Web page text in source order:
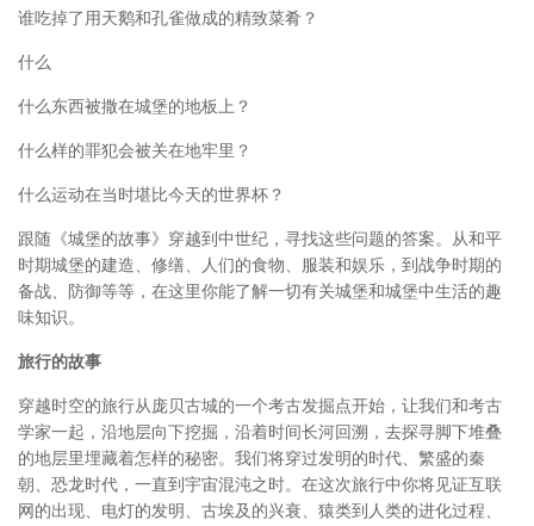
谁吃掉了用天鹅和孔雀做成的精致菜肴？
什么
什么东西被撒在城堡的地板上？
什么样的罪犯会被关在地牢里？
什么运动在当时堪比今天的世界杯？
跟随《城堡的故事》穿越到中世纪，寻找这些问题的答案。从和平
时期城堡的建造、修缮、人们的食物、服装和娱乐，到战争时期的
备战、防御等等，在这里你能了解一切有关城堡和城堡中生活的趣
味知识。
旅行的故事
穿越时空的旅行从庞贝古城的一个考古发掘点开始，让我们和考古
学家一起，沿地层向下挖掘，沿着时间长河回溯，去探寻脚下堆叠
的地层里埋藏着怎样的秘密。我们将穿过发明的时代、繁盛的秦
朝、恐龙时代，一直到宇宙混沌之时。在这次旅行中你将见证互联
网的出现、电灯的发明、古埃及的兴衰、猿类到人类的进化过程、